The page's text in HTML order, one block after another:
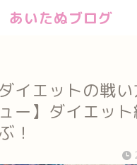
あいたぬブログ
ダイエットの戦
ー】ダイエッ
！